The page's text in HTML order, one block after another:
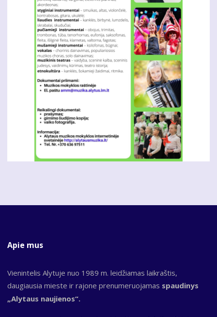
Apie mus
Vienintelis Alytuje nuo 1989 m. leidžiamas laikraštis,
daugiausia mieste ir rajone prenumeruojamas spaudinys
„Alytaus naujienos“.